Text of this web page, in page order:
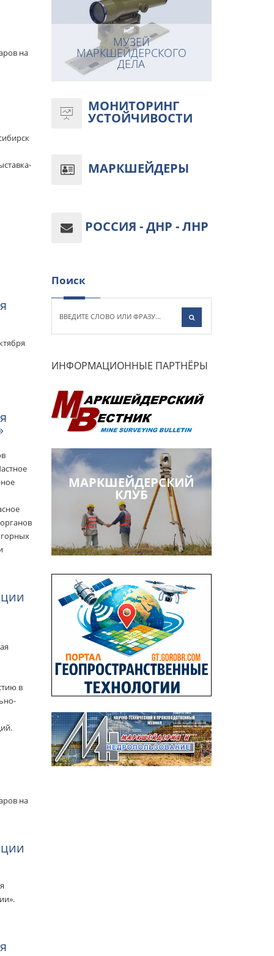
на
горных
в
на
МУЗЕЙ
МАРКШЕЙДЕРСКОГО
ДЕЛА
МОНИТОРИНГ
УСТОЙЧИВОСТИ
МАРКШЕЙДЕРЫ
РОССИЯ - ДНР - ЛНР
Поиск
ИНФОРМАЦИОННЫЕ ПАРТНЁРЫ
МАРКШЕЙДЕРСКИЙ
КЛУБ